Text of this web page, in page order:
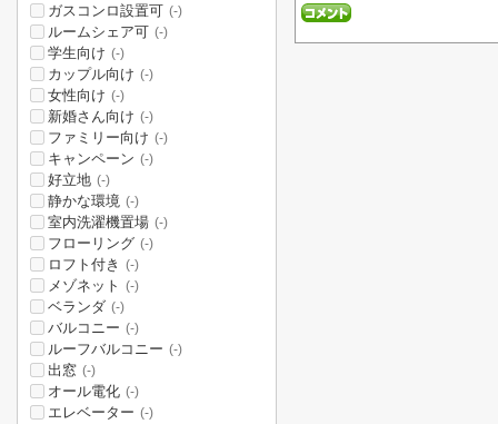
ガスコンロ設置可 (-)
ルームシェア可 (-)
学生向け (-)
カップル向け (-)
女性向け (-)
新婚さん向け (-)
ファミリー向け (-)
キャンペーン (-)
好立地 (-)
静かな環境 (-)
室内洗濯機置場 (-)
フローリング (-)
ロフト付き (-)
メゾネット (-)
ベランダ (-)
バルコニー (-)
ルーフバルコニー (-)
出窓 (-)
オール電化 (-)
エレベーター (-)